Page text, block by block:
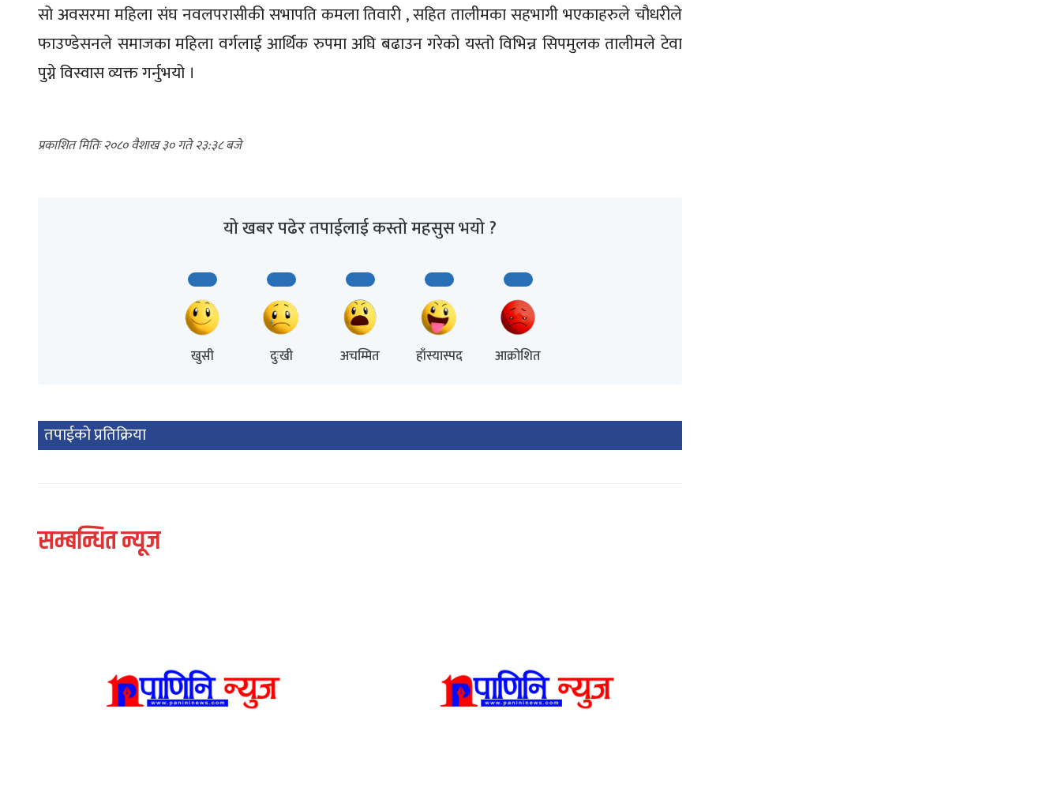
सो अवसरमा महिला संघ नवलपरासीकी सभापति कमला तिवारी , सहित तालीमका सहभागी भएकाहरुले चौधरीले
फाउण्डेसनले समाजका महिला वर्गलाई आर्थिक रुपमा अघि बढाउन गरेको यस्तो विभिन्न सिपमुलक तालीमले टेवा
पुग्ने विस्वास व्यक्त गर्नुभयो ।
२०८० वैशाख ३० गते २३:३८
यो खबर पढेर तपाईलाई कस्तो महसुस भयो ?
खुसी दुःखी अचम्मित हाँस्यास्पद आक्रोशित
तपाईको प्रतिक्रिया
सम्बन्धित न्यूज